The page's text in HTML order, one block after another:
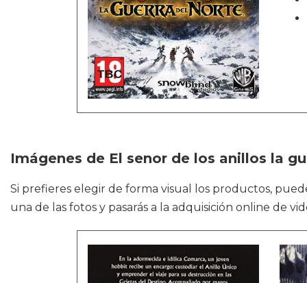
Imágenes de El senor de los anillos la
Si prefieres elegir de forma visual los productos,
una de las fotos y pasarás a la adquisición online de